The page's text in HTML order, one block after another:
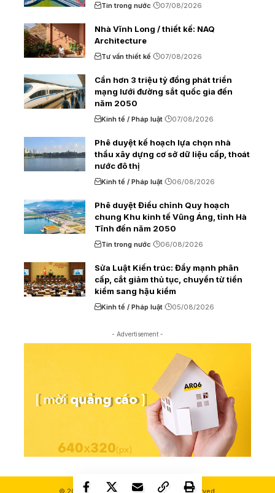
Tin trong nước 07/08/2026
Nhà Vĩnh Long / thiết kế: NAQ
Architecture
Tư vấn thiết kế 07/08/2026
Cần hơn 3 triệu tỷ đồng phát triển
mạng lưới đường sắt quốc gia đến
năm 2050
Kinh tế / Pháp luật 07/08/2026
Phê duyệt kế hoạch lựa chọn nhà
thầu xây dựng cơ sở dữ liệu cấp, thoát
nước đô thị
Kinh tế / Pháp luật 06/08/2026
Phê duyệt Điều chỉnh Quy hoạch
chung Khu kinh tế Vũng Áng, tỉnh Hà
Tĩnh đến năm 2050
Tin trong nước 06/08/2026
Sửa Luật Kiến trúc: Đẩy mạnh phân
cấp, cắt giảm thủ tục, chuyển từ tiền
kiểm sang hậu kiểm
Kinh tế / Pháp luật 05/08/2026
- Advertisement -
© 2000-2026 Ashui.com. All Rights Reserved.